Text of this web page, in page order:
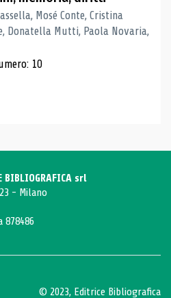
Mosé Conte, Cristina
Donatella Mutti, Paola Novaria,
10
srl
- Milano
878486
© 2023, Editrice Bibliografica